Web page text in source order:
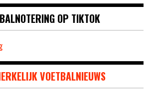
OP TIKTOK
VOETBALNIEUWS